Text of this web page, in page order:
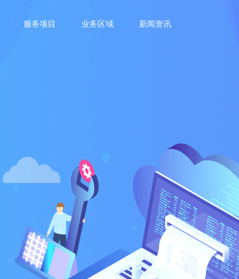
服务项目 业务区域 新闻资讯